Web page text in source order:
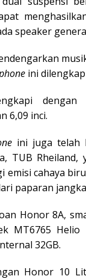
speaker
ini
6,09 inci.
ini juga telah
TUB Rheiland,
emisi cahaya
paparan
Honor 8A,
MT6765 Helio
32GB.
Honor 10